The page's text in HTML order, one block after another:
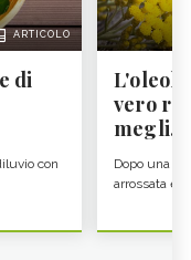
ARTICOLO
di
con
vero re
megli...
Dopo una
arrossata e